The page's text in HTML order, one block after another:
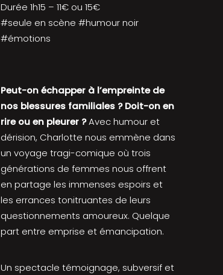
Durée 1h15 – 11€ ou 15€
#seule en scène #humour noir
#émotions
Peut-on échapper à l’empreinte de
nos blessures familiales ? Doit-on en
rire ou en pleurer ?Avec humour et
dérision, Charlotte nous emmène dans
un voyage tragi-comique où trois
générations de femmes nous offrent
en partage les immenses espoirs et
les errances tonitruantes de leurs
questionnements amoureux. Quelque
part entre emprise et émancipation.
Un spectacle témoignage, subversif et